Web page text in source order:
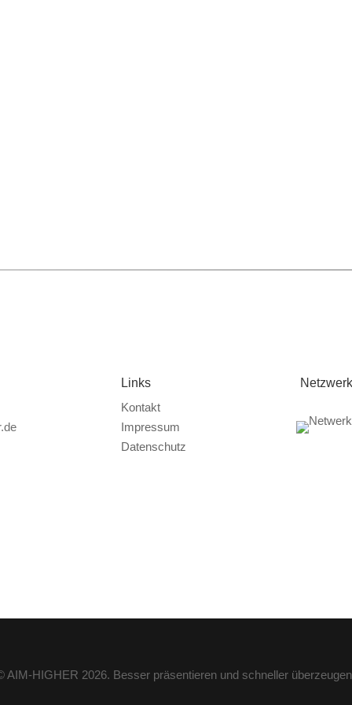
Links
Kontakt
Impressum
Datenschutz
AIM-HIGHER 2026. Besser präsentieren und schneller